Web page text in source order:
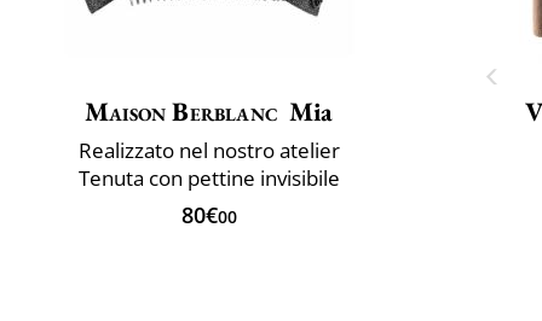
Maison Berblanc Mia
Realizzato nel nostro atelier
Tenuta con pettine invisibile
80€00